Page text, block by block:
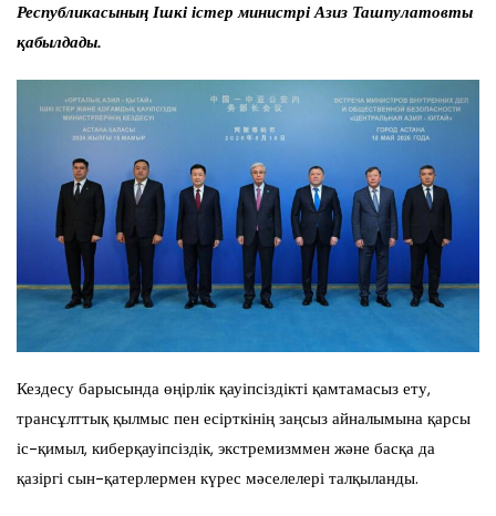
Республикасының Ішкі істер министрі Азиз Ташпулатовты
қабылдады.
Кездесу барысында өңірлік қауіпсіздікті қамтамасыз ету,
трансұлттық қылмыс пен есірткінің заңсыз айналымына қарсы
іс-қимыл, киберқауіпсіздік, экстремизммен және басқа да
қазіргі сын-қатерлермен күрес мәселелері талқыланды.